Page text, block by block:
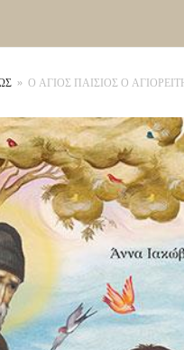
» Ο ΑΓΙΟΣ ΠΑΙΣΙΟΣ Ο